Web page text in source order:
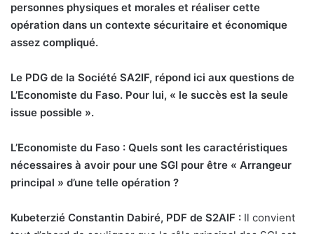
personnes physiques et morales et réaliser cette
opération dans un contexte sécuritaire et économique
assez compliqué.
Le PDG de la Société SA2IF, répond ici aux questions de
L’Economiste du Faso. Pour lui, « le succès est la seule
issue possible ».
L’Economiste du Faso : Quels sont les caractéristiques
nécessaires à avoir pour une SGI pour être « Arrangeur
principal » d’une telle opération ?
Kubeterzié Constantin Dabiré, PDF de S2AIF : Il convient